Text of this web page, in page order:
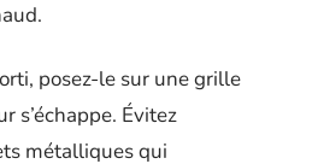
posez-le sur une grille
s’échappe. Évitez
métalliques qui